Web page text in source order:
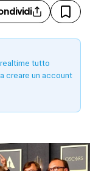
tutto
creare un account